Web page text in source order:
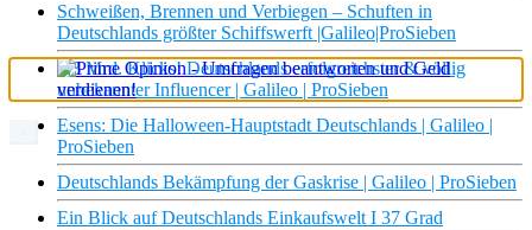
Schweißen, Brennen und Verbiegen – Schuften in
Deutschlands größter Schiffswerft |Galileo|ProSieben
3,3 Mrd. Klicks! Deutschlands erfolgreichster & völlig
unbekannter Influencer | Galileo | ProSieben
Esens: Die Halloween-Hauptstadt Deutschlands | Galileo |
ProSieben
Deutschlands Bekämpfung der Gaskrise | Galileo | ProSieben
Ein Blick auf Deutschlands Einkaufswelt I 37 Grad